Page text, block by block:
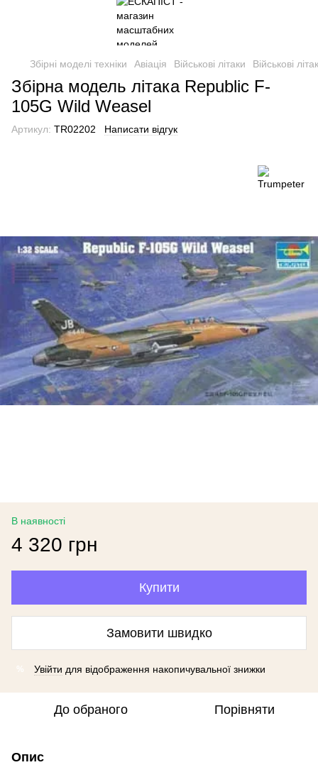
Збірні моделі техніки Авіація Військові літаки Військові
Збірна модель літака Republic F-
105G Wild Weasel
Артикул: TR02202 Написати відгук
В наявності
4 320 грн
Купити
Замовити швидко
% Увійти для відображення накопичувальної знижки
До обраного Порівняти
Опис